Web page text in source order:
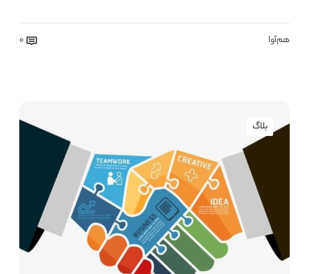
هم‌آوا 0
بلاگ